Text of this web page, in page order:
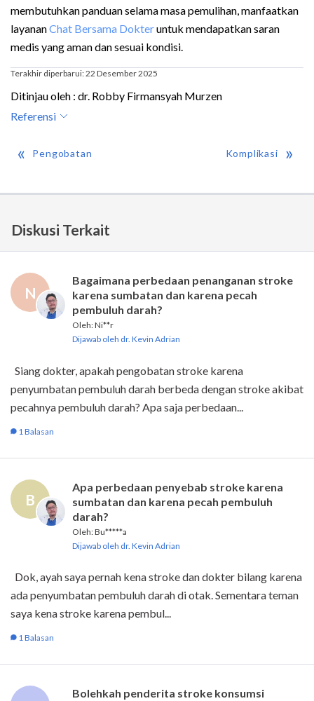
membutuhkan panduan selama masa pemulihan, manfaatkan
layananChat Bersama Dokteruntuk mendapatkan saran
medis yang aman dan sesuai kondisi.
Terakhir diperbarui: 22 Desember 2025